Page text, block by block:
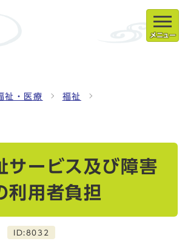
メニュー
祉・医療 福祉
サービス及び障害
利用者負担
ID:8032